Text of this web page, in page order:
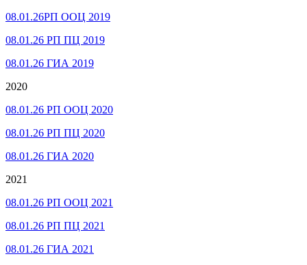
08.01.26РП ООЦ 2019
08.01.26 РП ПЦ 2019
08.01.26 ГИА 2019
2020
08.01.26 РП ООЦ 2020
08.01.26 РП ПЦ 2020
08.01.26 ГИА 2020
2021
08.01.26 РП ООЦ 2021
08.01.26 РП ПЦ 2021
08.01.26 ГИА 2021